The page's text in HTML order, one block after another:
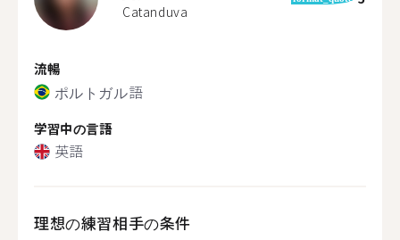
Catanduva
流暢
ポルトガル語
学習中の言語
英語
理想の練習相手の条件